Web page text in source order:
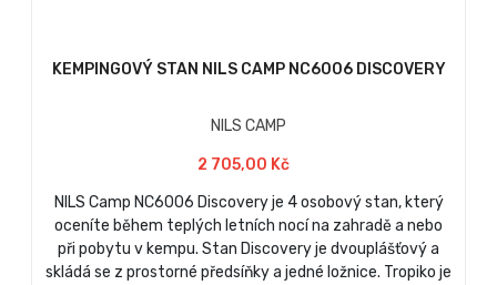
KEMPINGOVÝ STAN NILS CAMP NC6006 DISCOVERY
NILS CAMP
2 705,00 Kč
NILS Camp NC6006 Discovery je 4 osobový stan, který
oceníte během teplých letních nocí na zahradě a nebo
při pobytu v kempu. Stan Discovery je dvouplášťový a
skládá se z prostorné předsíňky a jedné ložnice. Tropiko je